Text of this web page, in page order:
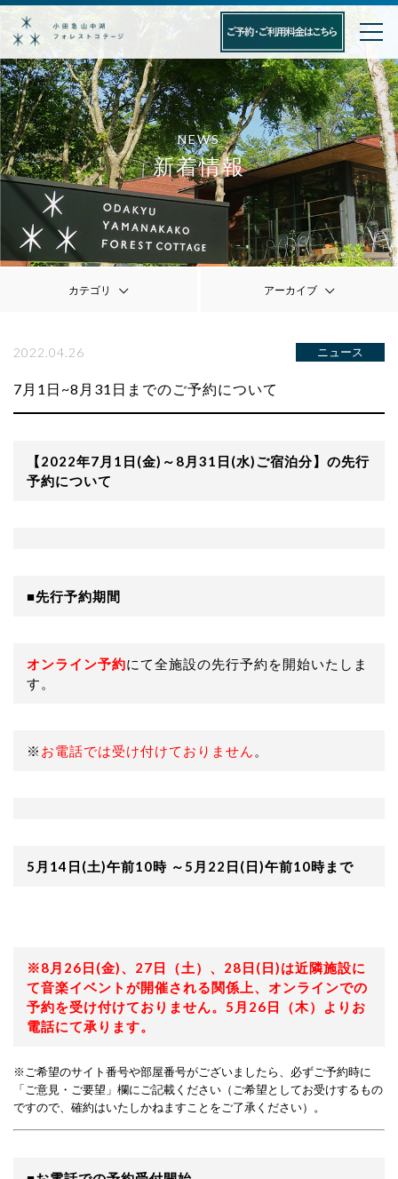
NEWS
新着情報
カテゴリ アーカイブ
2022.04.26 ニュース
7月1日~8月31日までのご予約について
【2022年7月1日(金)～8月31日(水)ご宿泊分】の先行
予約について
■先行予約期間
オンライン予約にて全施設の先行予約を開始いたしま
す。
※ お電話では受け付けておりません 。
5月14日(土)午前10時 ～5月22日(日)午前10時まで
※8月26日(金)、27日（土）、28日(日)は近隣施設に
て音楽イベントが開催される関係上、オンラインでの
予約を受け付けておりません。5月26日（木）よりお
電話にて承ります。
※ご希望のサイト番号や部屋番号がございましたら、必ずご予約時に
「ご意見・ご要望」欄にご記載ください（ご希望としてお受けするもの
ですので、確約はいたしかねますことをご了承ください）。